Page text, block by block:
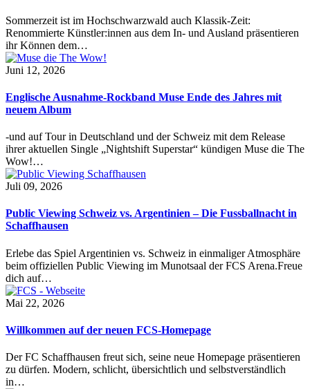
Sommerzeit ist im Hochschwarzwald auch Klassik-Zeit:
Renommierte Künstler:innen aus dem In- und Ausland präsentieren
ihr Können dem…
Juni 12, 2026
Englische Ausnahme-Rockband Muse Ende des Jahres mit
neuem Album
-und auf Tour in Deutschland und der Schweiz mit dem Release
ihrer aktuellen Single „Nightshift Superstar“ kündigen Muse die The
Wow!…
Juli 09, 2026
Public Viewing Schweiz vs. Argentinien – Die Fussballnacht in
Schaffhausen
Erlebe das Spiel Argentinien vs. Schweiz in einmaliger Atmosphäre
beim offiziellen Public Viewing im Munotsaal der FCS Arena.Freue
dich auf…
Mai 22, 2026
Willkommen auf der neuen FCS-Homepage
Der FC Schaffhausen freut sich, seine neue Homepage präsentieren
zu dürfen. Modern, schlicht, übersichtlich und selbstverständlich
in…